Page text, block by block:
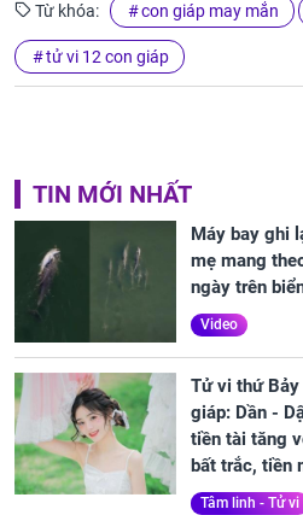
Từ khóa: con giáp may mắn
tử vi 12 con giáp
TIN MỚI NHẤT
Máy bay ghi
mẹ mang
ngày trên
Video
Tử vi thứ
giáp: Dần -
tiền tài tăng
bất trắc, tiền
Tâm linh - Tử vi